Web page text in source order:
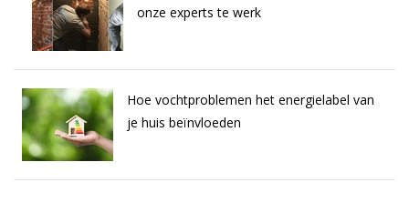
onze experts te werk
Hoe vochtproblemen het energielabel van
je huis beïnvloeden